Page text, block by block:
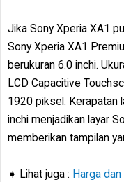
Jika Sony Xperia XA1
Sony Xperia XA1
berukuran 6.0 inchi.
LCD Capacitive
1920 piksel. Kerapatan
inchi menjadikan layar
memberikan tampilan
➧ Lihat juga : Harga